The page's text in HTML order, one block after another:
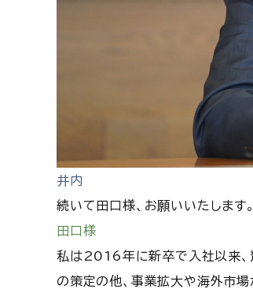
井内
続いて田口様、お願いいたします。
田口様
私は2016年に新卒で入社以来、
の策定の他、事業拡大や海外市